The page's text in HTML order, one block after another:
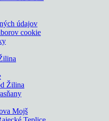
údajov
cookie
Žilina
Mojš